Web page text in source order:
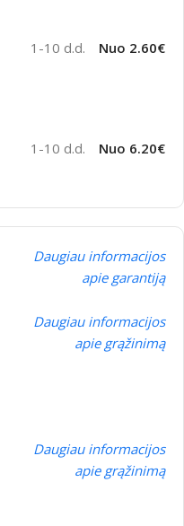
1-10 d.d. Nuo 2.60€
1-10 d.d. Nuo 6.20€
Daugiau informacijos
apie garantiją
Daugiau informacijos
apie grąžinimą
Daugiau informacijos
apie grąžinimą